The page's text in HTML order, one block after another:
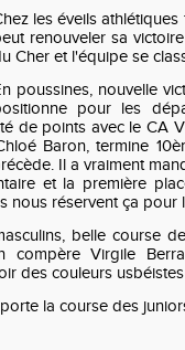
les éveils
renouveler sa
Cher et l'équipe se
poussines, nouvelle
pour les
de points avec le CA
Baron, termine
Il a vraiment
et la première
nous réservent ça pour
belle course
compère Virgile
des couleurs usbéistes
la course des